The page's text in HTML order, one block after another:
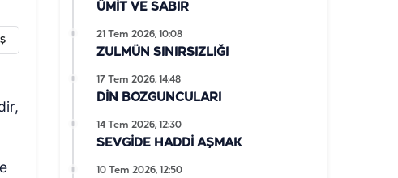
ÜMİT VE SABIR
ZULMÜN SINIRSIZLIĞI
21 Tem 2026, 10:08
DİN BOZGUNCULARI
17 Tem 2026, 14:48
SEVGİDE HADDİ AŞMAK
14 Tem 2026, 12:30
10 Tem 2026, 12:50